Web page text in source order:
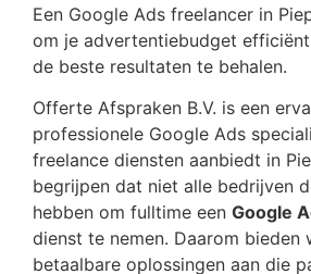
Een Google Ads freelancer in
om je advertentiebudget
de beste resultaten te behalen.
Offerte Afspraken B.V. is een
professionele Google Ads
freelance diensten aanbiedt in
begrijpen dat niet alle bedrijven
hebben om fulltime een Google
dienst te nemen. Daarom bieden
betaalbare oplossingen aan die